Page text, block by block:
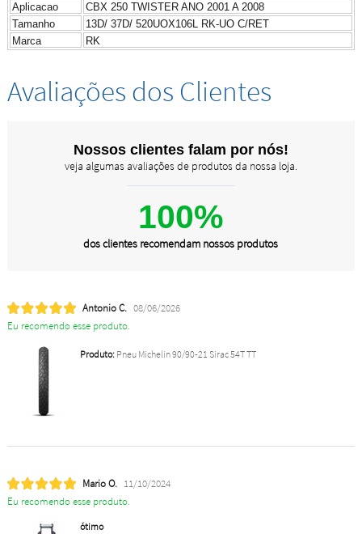
Aplicacao
CBX 250 TWISTER ANO 2001 A 2008
Tamanho
13D/ 37D/ 520UOX106L RK-UO C/RET
Marca
RK
Avaliações dos Clientes
Nossos clientes falam por nós!
veja algumas avaliações de produtos da nossa loja.
100%
dos clientes recomendam nossos produtos
Antonio C. 08/06/2026
Eu recomendo esse produto.
Produto:Pneu Michelin 90/90-21 Sirac 54T TT
Mario O. 11/10/2024
Eu recomendo esse produto.
ótimo